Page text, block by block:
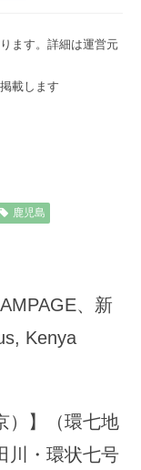
ます。詳細は運営元
載します
鹿児島
、新
Kenya
）】（環七地
川・環状七号